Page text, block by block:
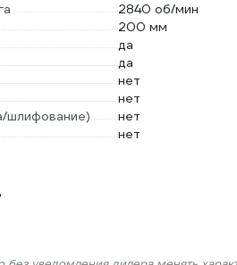
2840 об/мин
200 мм
да
да
нет
нет
шлифование)
нет
нет